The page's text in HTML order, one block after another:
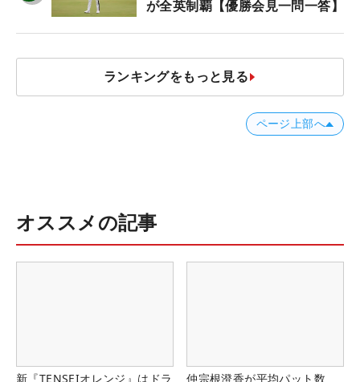
が全英制覇【優勝会見一問一答】
ランキングをもっと見る
ページ上部へ
オススメの記事
新『TENSEIオレンジ』はドラ
仲宗根澄香が平均パット数